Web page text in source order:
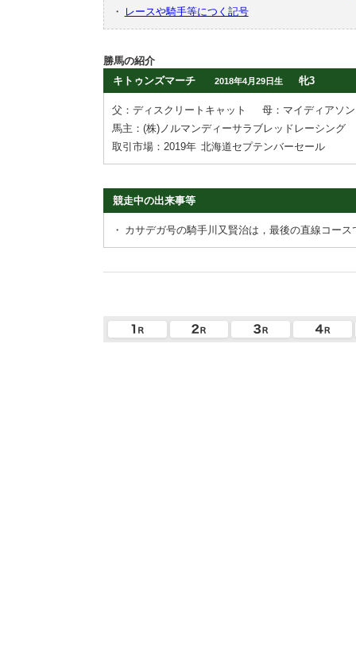
・
レースや騎手等につく記号
勝馬の紹介
キトゥンズマーチ
2018年4月29日生 牝3
父：ディスクリートキャット
母：マイディアソ
馬主：(株)ノルマンディーサラブレッドレーシング
取引市場：2019年 北海道セプテンバーセール
競走中の出来事等
・ カサデガ号の騎手川又賢治は，最後の直線コー